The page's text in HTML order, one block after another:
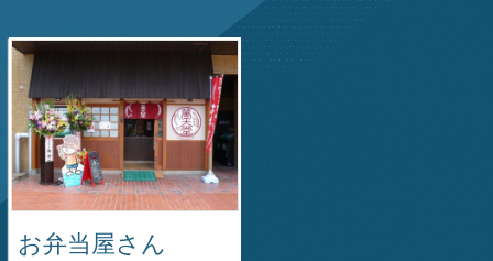
お弁当屋さん